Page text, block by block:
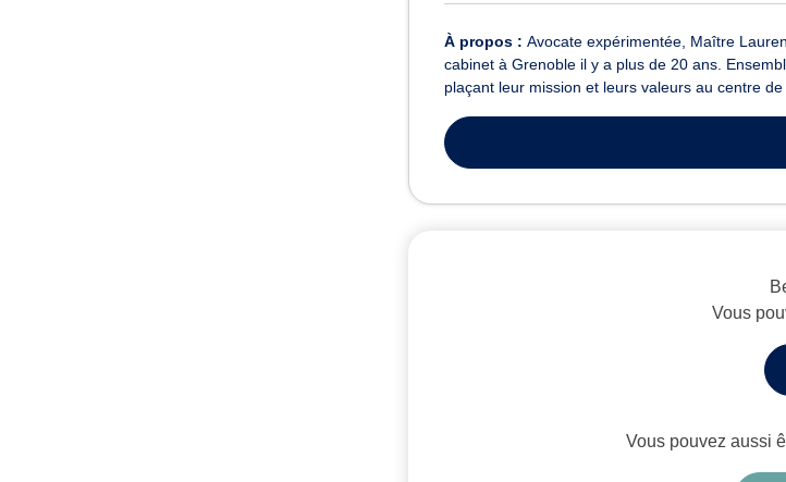
À propos : Avocate expérimentée, Maître
cabinet à Grenoble il y a plus de 20 ans.
plaçant leur mission et leurs valeurs au centre
Vous
Vous pouvez aussi